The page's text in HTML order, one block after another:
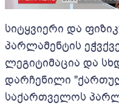
სიტყვიერი და
პარლამენტის
ლეგიტიმაცია და
დარჩენილი
საქართველოს